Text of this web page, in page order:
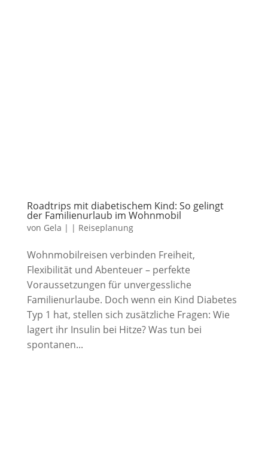
Roadtrips mit diabetischem Kind: So gelingt
der Familienurlaub im Wohnmobil
von Gela | | Reiseplanung
Wohnmobilreisen verbinden Freiheit,
Flexibilität und Abenteuer – perfekte
Voraussetzungen für unvergessliche
Familienurlaube. Doch wenn ein Kind Diabetes
Typ 1 hat, stellen sich zusätzliche Fragen: Wie
lagert ihr Insulin bei Hitze? Was tun bei
spontanen...